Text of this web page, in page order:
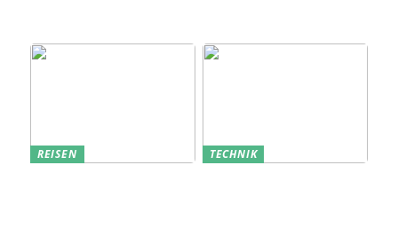
REISEN
TECHNIK